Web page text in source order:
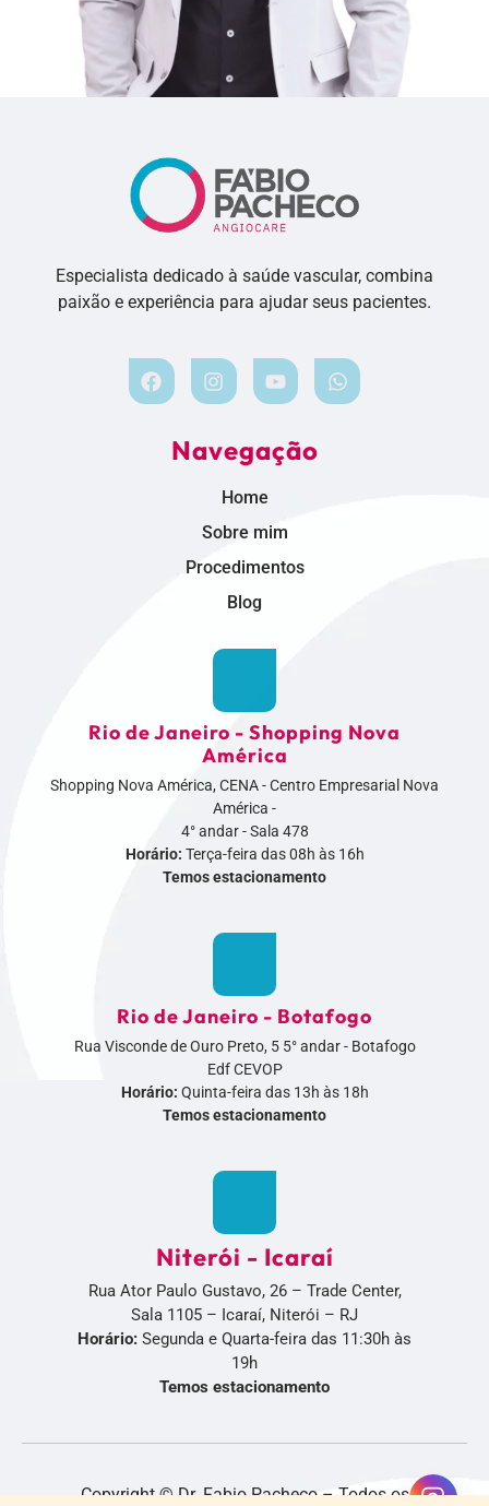
Especialista dedicado à saúde vascular, combina
paixão e experiência para ajudar seus pacientes.
Navegação
Home
Sobre mim
Procedimentos
Blog
Rio de Janeiro - Shopping Nova
América
Shopping Nova América, CENA - Centro Empresarial Nova
América -
4° andar - Sala 478
Horário: Terça-feira das 08h às 16h
Temos estacionamento
Rio de Janeiro - Botafogo
Rua Visconde de Ouro Preto, 5 5° andar - Botafogo
Edf CEVOP
Horário: Quinta-feira das 13h às 18h
Temos estacionamento
Niterói - Icaraí
Rua Ator Paulo Gustavo, 26 – Trade Center,
Sala 1105 – Icaraí, Niterói – RJ
Horário: Segunda e Quarta-feira das 11:30h às
19h
Temos estacionamento
Copyright © Dr. Fabio Pacheco – Todos os